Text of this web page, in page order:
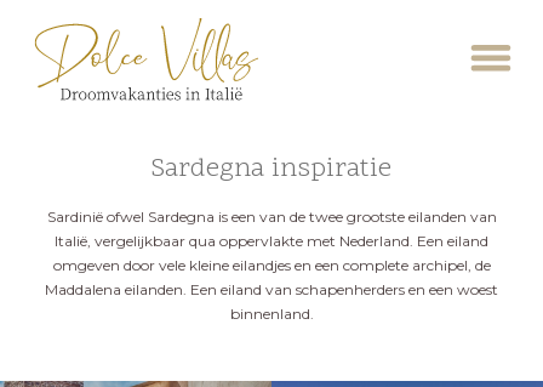
Sardegna inspiratie
Sardinië ofwel Sardegna is een van de twee grootste eilanden van
Italië, vergelijkbaar qua oppervlakte met Nederland. Een eiland
omgeven door vele kleine eilandjes en een complete archipel, de
Maddalena eilanden. Een eiland van schapenherders en een woest
binnenland.